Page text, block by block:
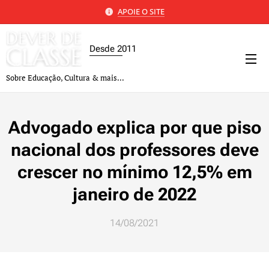
APOIE O SITE
Desde 2011
Sobre Educação, Cultura & mais...
Advogado explica por que piso
nacional dos professores deve
crescer no mínimo 12,5% em
janeiro de 2022
14/08/2021